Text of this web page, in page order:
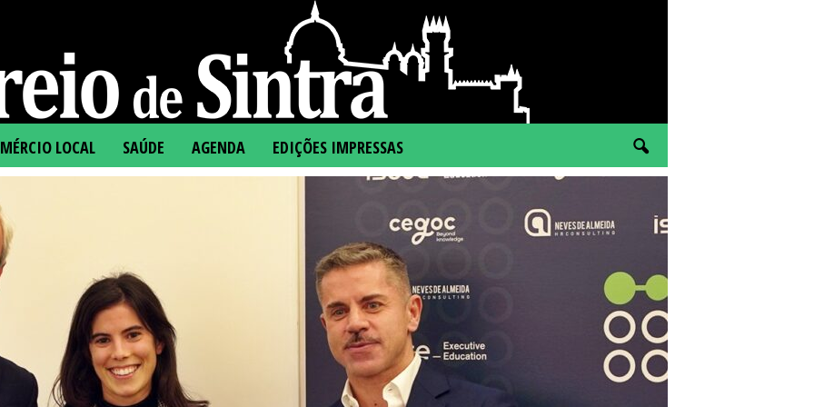
LOCAL SAÚDE AGENDA EDIÇÕES IMPRESSAS